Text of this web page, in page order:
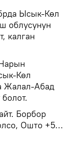
Ысык-Көл
облусунун
калган
Көл
Жалал-Абад
Борбор
Ошто +5…